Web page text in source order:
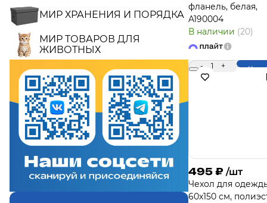
МИР ХРАНЕНИЯ И ПОРЯДКА
МИР ТОВАРОВ ДЛЯ
ЖИВОТНЫХ
фланель, белая,
A190004
В наличии (20)
- 1 +
495 ₽ /шт
Чехол для
60х150 см,